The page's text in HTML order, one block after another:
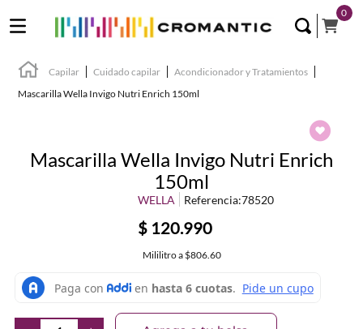
0
Capilar Cuidado capilar
Acondicionador y Tratamientos
Mascarilla Wella Invigo Nutri Enrich 150ml
Mascarilla Wella Invigo Nutri Enrich
150ml
WELLA Referencia:78520
$ 120.990
Mililitroa $806.60